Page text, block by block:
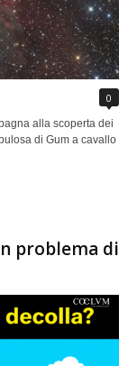
0
alla scoperta dei
di Gum a cavallo
problema di